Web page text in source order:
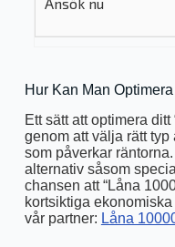
Hur Kan Man
Ett sätt att optimera
genom att välja rätt
som påverkar
alternativ såsom
chansen att “Låna
kortsiktiga
vår partner: Låna